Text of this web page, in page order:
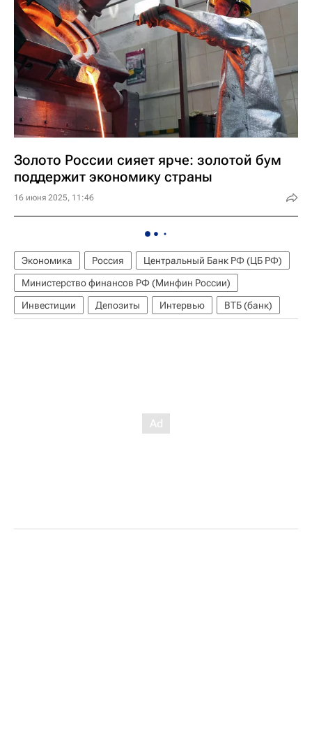
Золото России сияет ярче: золотой бум
поддержит экономику страны
16 июня 2025, 11:46
Экономика Россия
Центральный Банк РФ (ЦБ РФ)
Министерство финансов РФ (Минфин России)
Инвестиции
Депозиты Интервью ВТБ (банк)